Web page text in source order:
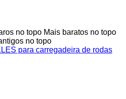
no topo Mais baratos no topo
no topo